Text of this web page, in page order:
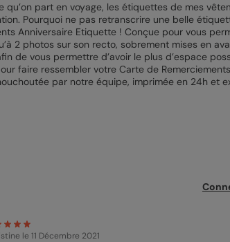
part en voyage, les étiquettes de mes
Pourquoi ne pas retranscrire une belle
Anniversaire Etiquette ! Conçue pour vous
2 photos sur son recto, sobrement mises en
de vous permettre d’avoir le plus d’espace
faire ressembler votre Carte de
par notre équipe, imprimée en 24h et
le 11 Décembre 2021